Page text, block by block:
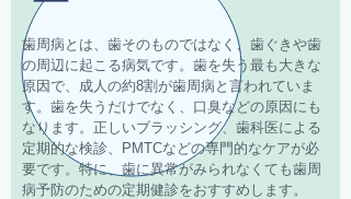
歯周病とは、歯そのものではなく、歯ぐきや歯
の周辺に起こる病気です。歯を失う最も大きな
原因で、成人の約8割が歯周病と言われていま
す。歯を失うだけでなく、口臭などの原因にも
なります。正しいブラッシング、歯科医による
定期的な検診、PMTCなどの専門的なケアが必
要です。特に、歯に異常がみられなくても歯周
病予防のための定期健診をおすすめします。